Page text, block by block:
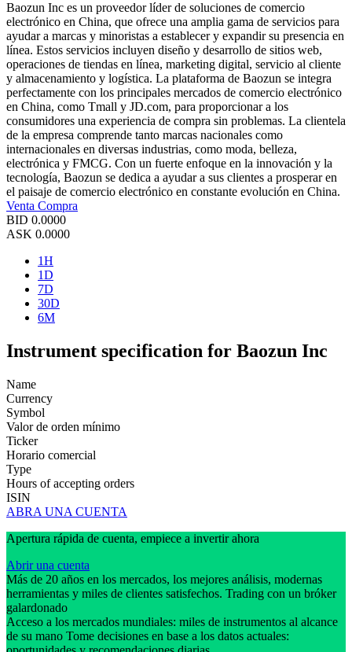
Baozun Inc es un proveedor líder de soluciones de comercio
electrónico en China, que ofrece una amplia gama de servicios para
ayudar a marcas y minoristas a establecer y expandir su presencia en
línea. Estos servicios incluyen diseño y desarrollo de sitios web,
operaciones de tiendas en línea, marketing digital, servicio al cliente
y almacenamiento y logística. La plataforma de Baozun se integra
perfectamente con los principales mercados de comercio electrónico
en China, como Tmall y JD.com, para proporcionar a los
consumidores una experiencia de compra sin problemas. La clientela
de la empresa comprende tanto marcas nacionales como
internacionales en diversas industrias, como moda, belleza,
electrónica y FMCG. Con un fuerte enfoque en la innovación y la
tecnología, Baozun se dedica a ayudar a sus clientes a prosperar en
el paisaje de comercio electrónico en constante evolución en China.
Venta Compra
BID 0.0000
ASK 0.0000
1H
1D
7D
30D
6M
Instrument specification for Baozun Inc
Name
Currency
Symbol
Valor de orden mínimo
Ticker
Horario comercial
Type
Hours of accepting orders
ISIN
ABRA UNA CUENTA
Apertura rápida de cuenta, empiece a invertir ahora
Abrir una cuenta
Más de 20 años en los mercados, los mejores análisis, modernas
herramientas y miles de clientes satisfechos. Trading con un bróker
galardonado
Acceso a los mercados mundiales: miles de instrumentos al alcance
de su mano Tome decisiones en base a los datos actuales: